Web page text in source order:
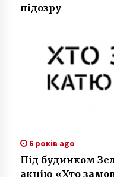
підозру
6 років ago
Під будинком
акцію «Хто